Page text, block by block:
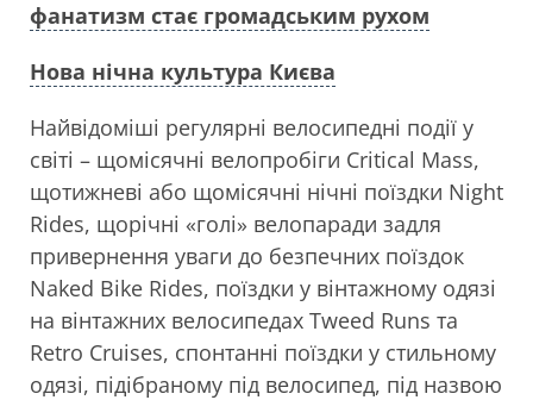
фанатизм стає громадським рухом
Нова нічна культура Києва
Найвідоміші регулярні велосипедні події у
світі – щомісячні велопробіги Critical Mass,
щотижневі або щомісячні нічні поїздки Night
Rides, щорічні «голі» велопаради задля
привернення уваги до безпечних поїздок
Naked Bike Rides, поїздки у вінтажному одязі
на вінтажних велосипедах Tweed Runs та
Retro Cruises, спонтанні поїздки у стильному
одязі, підібраному під велосипед, під назвою